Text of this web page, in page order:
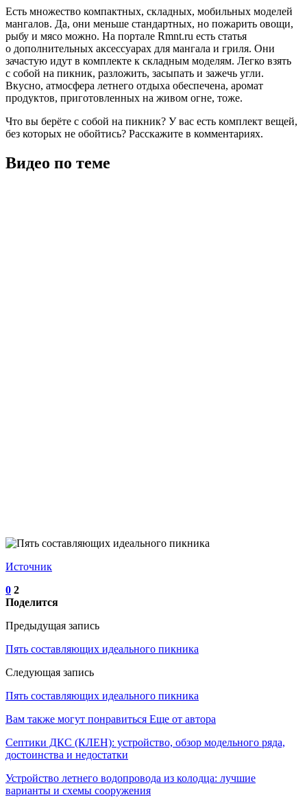
Есть множество компактных, складных, мобильных моделей
мангалов. Да, они меньше стандартных, но пожарить овощи,
рыбу и мясо можно. На портале Rmnt.ru есть статья
о дополнительных аксессуарах для мангала и гриля. Они
зачастую идут в комплекте к складным моделям. Легко взять
с собой на пикник, разложить, засыпать и зажечь угли.
Вкусно, атмосфера летнего отдыха обеспечена, аромат
продуктов, приготовленных на живом огне, тоже.
Что вы берёте с собой на пикник? У вас есть комплект вещей,
без которых не обойтись? Расскажите в комментариях.
Видео по теме
Источник
0 2
Поделится
Предыдущая запись
Пять составляющих идеального пикника
Следующая запись
Пять составляющих идеального пикника
Вам также могут понравиться Еще от автора
Септики ДКС (КЛЕН): устройство, обзор модельного ряда,
достоинства и недостатки
Устройство летнего водопровода из колодца: лучшие
варианты и схемы сооружения